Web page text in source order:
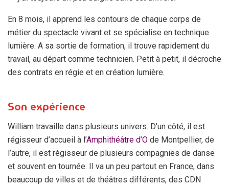
En 8 mois, il apprend les contours de chaque corps de
métier du spectacle vivant et se spécialise en technique
lumière. A sa sortie de formation, il trouve rapidement du
travail, au départ comme technicien. Petit à petit, il décroche
des contrats en régie et en création lumière.
Son expérience
William travaille dans plusieurs univers. D’un côté, il est
régisseur d’accueil à l’Amphithéâtre d’O de Montpellier, de
l’autre, il est régisseur de plusieurs compagnies de danse
et souvent en tournée. Il va un peu partout en France, dans
beaucoup de villes et de théâtres différents, des CDN